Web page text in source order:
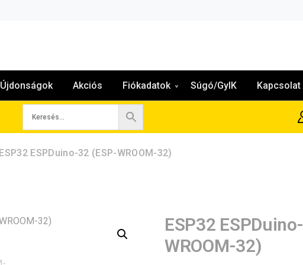
Újdonságok Akciós Fiókadatok Súgó/GyIK Kapcsolat
ESP32 ESPDuino-32 (ESP-WROOM-32)
ESP32
WROOM-32)